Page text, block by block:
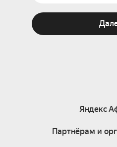
Яндекс
Партнёрам и